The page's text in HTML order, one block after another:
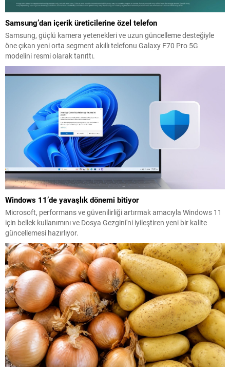
Samsung’dan içerik üreticilerine özel telefon
Samsung, güçlü kamera yetenekleri ve uzun güncelleme desteğiyle
öne çıkan yeni orta segment akıllı telefonu Galaxy F70 Pro 5G
modelini resmi olarak tanıttı.
Windows 11’de yavaşlık dönemi bitiyor
Microsoft, performans ve güvenilirliği artırmak amacıyla Windows 11
için bellek kullanımını ve Dosya Gezgini'ni iyileştiren yeni bir kalite
güncellemesi hazırlıyor.